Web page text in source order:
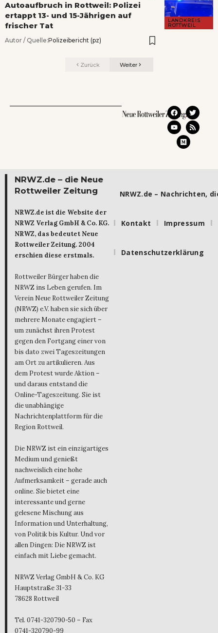
LANDKREIS
ROTTWEIL
Autoaufbruch in Rottweil: Polizei
ertappt 13- und 15-Jährigen auf
frischer Tat
Autor / Quelle:Polizeibericht (pz)
Zurück Weiter
NRWZ.de – die Neue
Rottweiler Zeitung
NRWZ.de ist die Website der
NRWZ Verlag GmbH & Co. KG.
NRWZ, das bedeutet Neue
Rottweiler Zeitung. 2004
erschien diese erstmals.
Rottweiler Bürger haben die
NRWZ ins Leben gerufen. Im
Verein Neue Rottweiler Zeitung
(NRWZ) e.V. haben sie sich über
mehrere Monate engagiert –
um zunächst ihren Protest
gegen den Fortgang einer von
bis dato zwei Tageszeitungen
am Ort zu artikulieren. Aus
dem Protest wurde Aktion –
und daraus entstand die
Online-Tageszeitung. Sie ist
die unabhängige
Nachrichtenplattform für die
Region Rottweil.
Die NRWZ ist ein einzigartiges
Medium und genießt
nachweislich eine hohe
Aufmerksamkeit – gerade auch
online. Sie bietet eine
interessante und gerne
gelesene Mischung aus
Information und Unterhaltung,
von Politik bis Kultur. Und vor
allen Dingen: Die NRWZ ist
einfach mit Liebe gemacht.
NRWZ Verlag GmbH & Co. KG
Hauptstraße 31-33
78628 Rottweil
Tel. 0741-320790-50 – Fax
0741-320790-99
NRWZ.de – Nachrichten,
Kontakt Impressum
Datenschutzerklärung